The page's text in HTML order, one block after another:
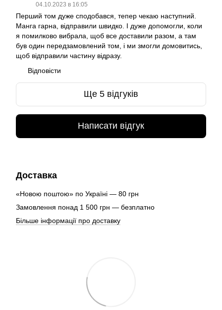
04.10.2023 в 16:05
Перший том дуже сподобався, тепер чекаю наступний.
Манга гарна, відправили швидко. І дуже допомогли, коли
я помилково вибрала, щоб все доставили разом, а там
був один передзамовлений том, і ми змогли домовитись,
щоб відправили частину відразу.
Відповісти
Ще 5 відгуків
Написати відгук
Доставка
«Новою поштою» по Україні — 80 грн
Замовлення понад 1 500 грн — безплатно
Більше інформації про доставку